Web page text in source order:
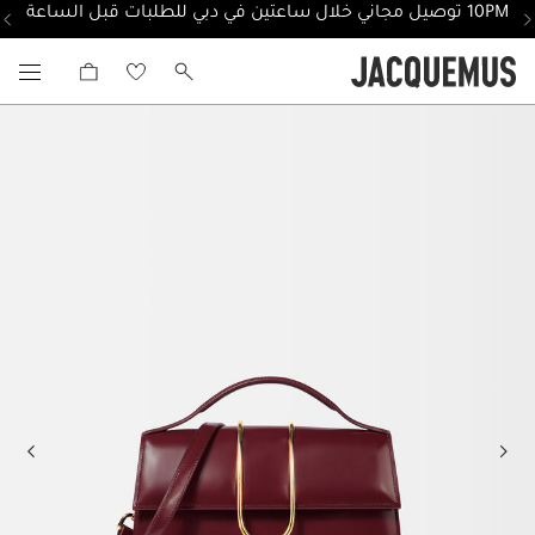
10PM توصيل مجاني خلال ساعتين في دبي للطلبات قبل الساعة